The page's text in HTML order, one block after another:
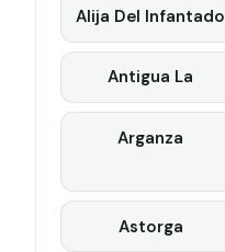
Alija Del Infantado
Antigua La
Arganza
Astorga